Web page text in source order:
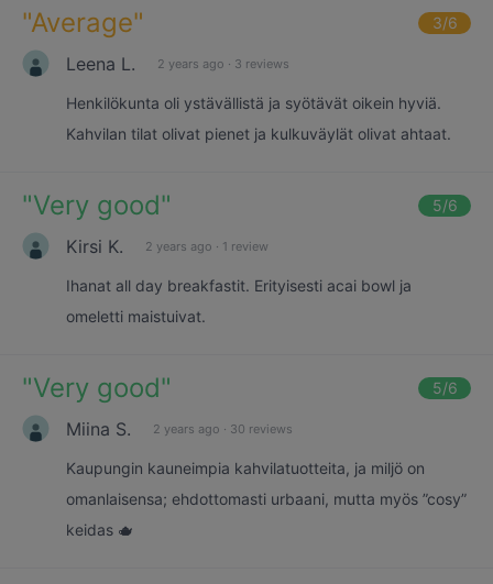
"Average" 3/6
Leena L. 2 years ago · 3 reviews
Henkilökunta oli ystävällistä ja syötävät oikein hyviä.
Kahvilan tilat olivat pienet ja kulkuväylät olivat ahtaat.
"Very good" 5/6
Kirsi K. 2 years ago · 1 review
Ihanat all day breakfastit. Erityisesti acai bowl ja
omeletti maistuivat.
"Very good" 5/6
Miina S. 2 years ago · 30 reviews
Kaupungin kauneimpia kahvilatuotteita, ja miljö on
omanlaisensa; ehdottomasti urbaani, mutta myös ”cosy”
keidas 🫖